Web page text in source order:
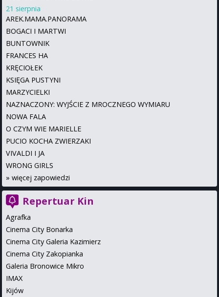
21 sierpnia
AREK.MAMA.PANORAMA
BOGACI I MARTWI
BUNTOWNIK
FRANCES HA
KRĘCIOŁEK
KSIĘGA PUSTYNI
MARZYCIELKI
NAZNACZONY: WYJŚCIE Z MROCZNEGO WYMIARU
NOWA FALA
O CZYM WIE MARIELLE
PUCIO KOCHA ZWIERZAKI
VIVALDI I JA
WRONG GIRLS
» więcej zapowiedzi
Repertuar Kin
Agrafka
Cinema City Bonarka
Cinema City Galeria Kazimierz
Cinema City Zakopianka
Galeria Bronowice Mikro
IMAX
Kijów